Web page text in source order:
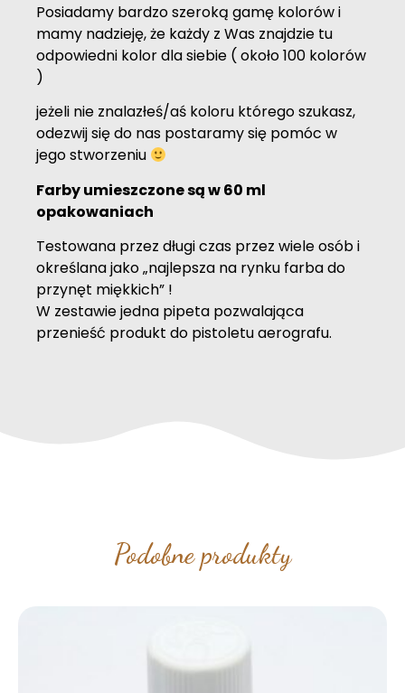
Posiadamy bardzo szeroką gamę kolorów i
mamy nadzieję, że każdy z Was znajdzie tu
odpowiedni kolor dla siebie ( około 100 kolorów
)
jeżeli nie znalazłeś/aś koloru którego szukasz,
odezwij się do nas postaramy się pomóc w
jego stworzeniu
Farby umieszczone są w 60 ml
opakowaniach
Testowana przez długi czas przez wiele osób i
określana jako „najlepsza na rynku farba do
przynęt miękkich” !
W zestawie jedna pipeta pozwalająca
przenieść produkt do pistoletu aerografu.
Podobne produkty